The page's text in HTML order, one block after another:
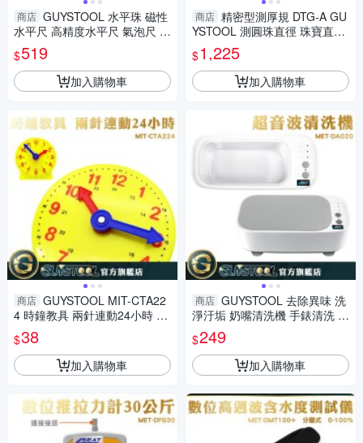
商店 GUYSTOOL 水平珠 磁性
水平尺 高精度水平尺 氣泡尺 修
繕工具 測量工具 MIT-HG1000
尺規
$519
加入購物車
商店 GUYSTOOL MIT-CTA22
4 時鐘教具 兩針連動24小時 教
學時鐘 鐘錶模型 學習時間 2針
連動 時鐘模型
$38
加入購物車
商店 精密型測厚規 DTG-A GU
YSTOOL 測圓珠直徑 珠寶直徑
測量 DIY配件布料 皮革珠寶專
用 珠寶配飾直徑
$1,225
加入購物車
商店 GUYSTOOL 去除異味 洗
淨汙垢 奶嘴清洗機 手錶清洗 洗
珠寶 珠寶清洗機 小型清洗機
$249
加入購物車